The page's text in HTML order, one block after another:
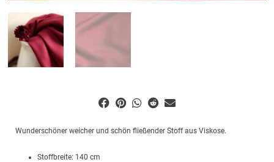
Wunderschöner weicher und schön fließender Stoff aus Viskose.
Stoffbreite: 140 cm